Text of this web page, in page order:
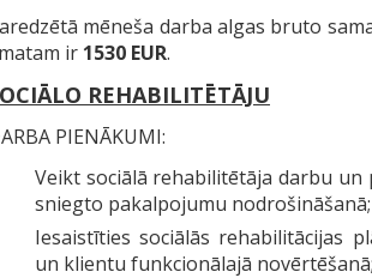
mēneša darba algas bruto
ir 1530 EUR.
REHABILITĒTĀJU
PIENĀKUMI:
Veikt sociālā rehabilitētāja darbu un
sniegto pakalpojumu nodrošināšanā;
Iesaistīties sociālās rehabilitācijas
un klientu funkcionālajā novērtēšanā;